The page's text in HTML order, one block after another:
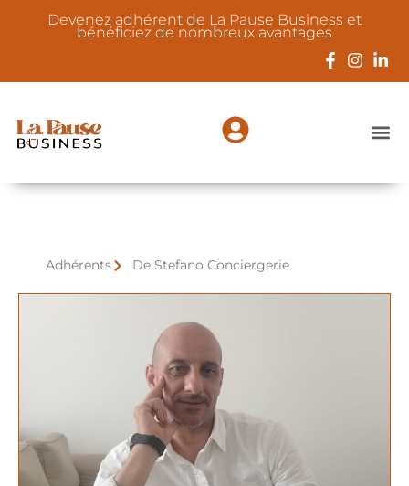
Devenez adhérent de La Pause Business et
bénéficiez de nombreux avantages
Adhérents De Stefano Conciergerie